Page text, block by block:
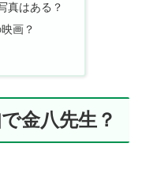
真はある？
画？
金八先生？